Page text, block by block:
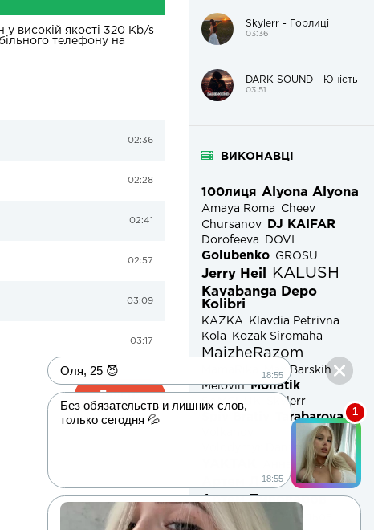
високій якості 320 Kb/s
телефону на
02:36
02:28
02:41
02:57
03:09
03:17
Додати
Skylerr - Горлиці
03:36
DARK-SOUND - Юність
03:51
ВИКОНАВЦІ
100лиця Alyona Alyona
Amaya Roma
Cheev
Chursanov
DJ KAIFAR
Dorofeeva DOVI
Golubenko GROSU
Jerry Heil KALUSH
Kavabanga Depo
Kolibri
KAZKA
Klavdia Petrivna
Kola
Kozak Siromaha
MaizheRazom
Max Barskih
Melovin Monatik
SAMCHUK Skylerr
Tarabarova
Volodymyr Dantes
Wellboy
Анна Трінчер
Артем Лоік
Артем Пивоваров
Колін
Нікіта Кісельов
Без обязательств и лишних слов,